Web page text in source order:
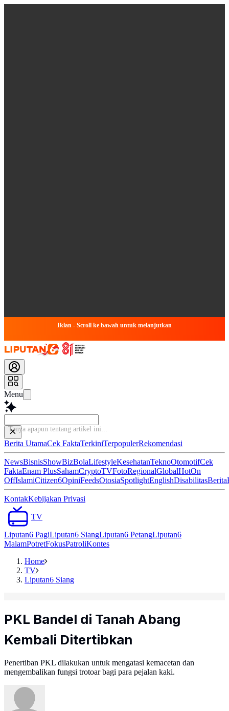
Iklan - Scroll ke bawah untuk melanjutkan
Menu
Tanya apapun tentang artikel ini...
Berita UtamaCek FaktaTerkiniTerpopulerRekomendasi
NewsBisnisShowBizBolaLifestyleKesehatanTeknoOtomotifCek
FaktaEnam PlusSahamCryptoTVFotoRegionalGlobalHotOn
OffIslamiCitizen6OpiniFeedsOtosiaSpotlightEnglishDisabilitasBerita
KontakKebijakan Privasi
TV
Liputan6 PagiLiputan6 SiangLiputan6 PetangLiputan6
MalamPotretFokusPatroliKontes
Home
TV
Liputan6 Siang
PKL Bandel di Tanah Abang
Kembali Ditertibkan
Penertiban PKL dilakukan untuk mengatasi kemacetan dan
mengembalikan fungsi trotoar bagi para pejalan kaki.